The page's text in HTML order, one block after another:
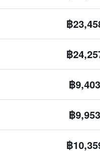
฿
฿
฿9,403
฿9,953
฿